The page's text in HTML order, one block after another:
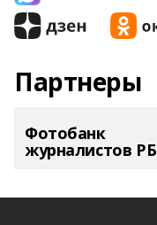
Партнеры
Фотобанк
журналистов РБ